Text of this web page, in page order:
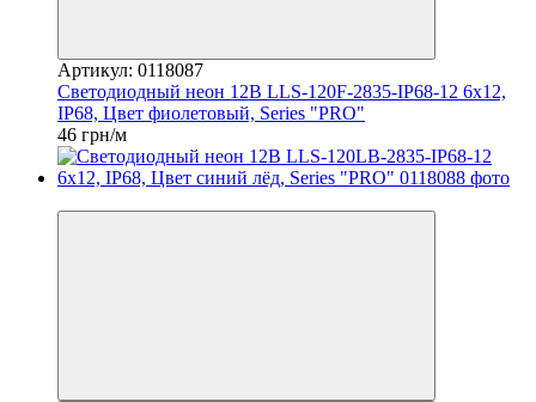
Артикул: 0118087
Светодиодный неон 12В LLS-120F-2835-IP68-12 6x12,
IP68, Цвет фиолетовый, Series "PRO"
46 грн/м